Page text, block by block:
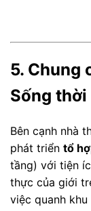
5. Chung
Sống
Bên cạnh nhà
phát triển tổ
tầng) với tiện
thực của giới
việc quanh